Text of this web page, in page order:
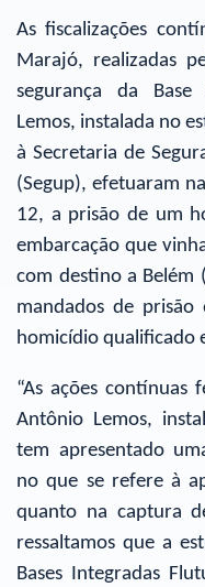
As fiscalizações
Marajó, realizadas
segurança da
Lemos, instalada no
à Secretaria de
(Segup), efetuaram
12, a prisão de um
embarcação que
com destino a Belém
mandados de
homicídio qualificado
“As ações contínuas
Antônio Lemos,
tem apresentado
no que se refere à
quanto na captura
ressaltamos que a
Bases Integradas